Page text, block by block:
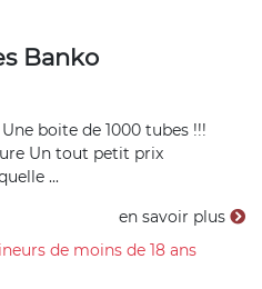
Banko
boite de 1000 tubes !!!
Un tout petit prix
...
en savoir plus
de moins de 18 ans